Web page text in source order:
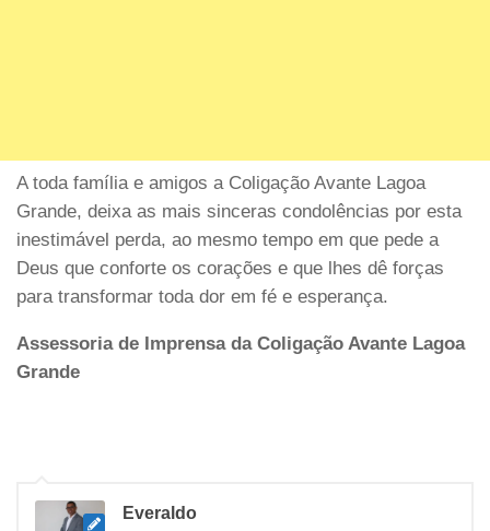
A toda família e amigos a Coligação Avante Lagoa
Grande, deixa as mais sinceras condolências por esta
inestimável perda, ao mesmo tempo em que pede a
Deus que conforte os corações e que lhes dê forças
para transformar toda dor em fé e esperança.
Assessoria de Imprensa da Coligação Avante Lagoa
Grande
Everaldo